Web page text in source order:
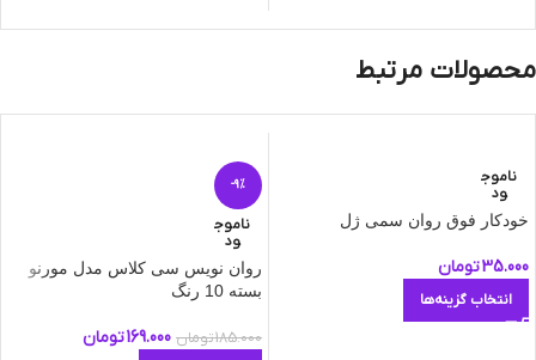
محصولات مرتبط
ناموج
ود
خودکار فوق روان سمی ژل
35.000تومان
انتخاب گزینه‌ها
-9%
ناموج
ود
روان نویس سی کلاس مدل مورنو
بسته 10 رنگ
185.000تومان 169.000تومان